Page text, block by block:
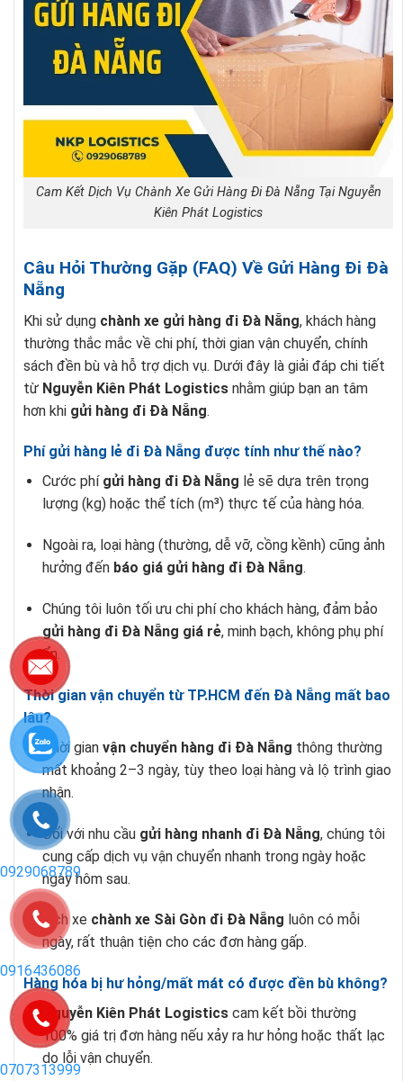
Cam Kết Dịch Vụ Chành Xe Gửi Hàng Đi Đà Nẵng Tại Nguyễn
Kiên Phát Logistics
Câu Hỏi Thường Gặp (FAQ) Về Gửi Hàng Đi Đà
Nẵng
Khi sử dụng chành xe gửi hàng đi Đà Nẵng, khách hàng
thường thắc mắc về chi phí, thời gian vận chuyển, chính
sách đền bù và hỗ trợ dịch vụ. Dưới đây là giải đáp chi tiết
từ Nguyễn Kiên Phát Logistics nhằm giúp bạn an tâm
hơn khi gửi hàng đi Đà Nẵng.
Phí gửi hàng lẻ đi Đà Nẵng được tính như thế nào?
Cước phí gửi hàng đi Đà Nẵng lẻ sẽ dựa trên trọng
lượng (kg) hoặc thể tích (m³) thực tế của hàng hóa.
Ngoài ra, loại hàng (thường, dễ vỡ, cồng kềnh) cũng ảnh
hưởng đến báo giá gửi hàng đi Đà Nẵng.
Chúng tôi luôn tối ưu chi phí cho khách hàng, đảm bảo
gửi hàng đi Đà Nẵng giá rẻ, minh bạch, không phụ phí
ẩn.
Thời gian vận chuyển từ TP.HCM đến Đà Nẵng mất bao
lâu?
Thời gian vận chuyển hàng đi Đà Nẵng thông thường
mất khoảng 2–3 ngày, tùy theo loại hàng và lộ trình giao
nhận.
Đối với nhu cầu gửi hàng nhanh đi Đà Nẵng, chúng tôi
cung cấp dịch vụ vận chuyển nhanh trong ngày hoặc
ngày hôm sau.
Lịch xe chành xe Sài Gòn đi Đà Nẵng luôn có mỗi
ngày, rất thuận tiện cho các đơn hàng gấp.
Hàng hóa bị hư hỏng/mất mát có được đền bù không?
Nguyễn Kiên Phát Logisticscam kết bồi thường
100% giá trị đơn hàng nếu xảy ra hư hỏng hoặc thất lạc
do lỗi vận chuyển.
0929068789
0916436086
0707313999